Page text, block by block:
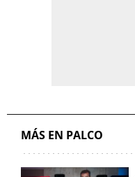
MÁS EN PALCO